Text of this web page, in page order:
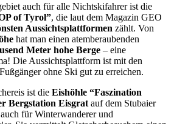
auch für alle Nichtskifahrer ist die
of Tyrol”, die laut dem Magazin GEO
Aussichtsplattformen zählt. Von
hat man einen atemberaubenden
Meter hohe Berge – eine
Die Aussichtsplattform ist mit den
ohne Ski gut zu erreichen.
ist die Eishöhle “Faszination
Bergstation Eisgrat auf dem Stubaier
für Winterwanderer und